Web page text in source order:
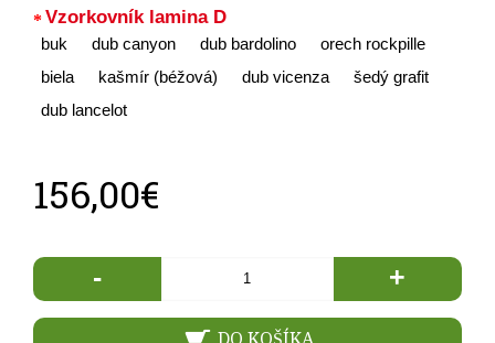
Vzorkovník lamina D
buk dub canyon dub bardolino
orech rockpille
biela
kašmír (béžová) dub vicenza
šedý grafit
dub lancelot
156,00€
- +
DO KOŠÍKA